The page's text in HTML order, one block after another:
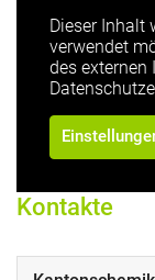
Dieser Inhalt
verwendet
des externen
Kontakte